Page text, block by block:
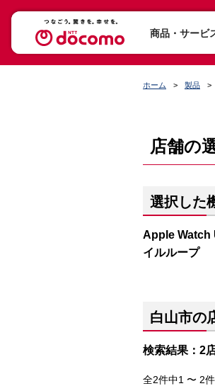
商品・サービ
ホーム 製品
店舗の
選択した
Apple Watch
イルループ
白山市の
検索結果：2
全2件中1 〜 2